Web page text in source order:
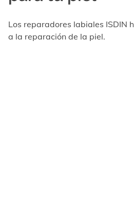
Los reparadores labiales ISDIN
a la reparación de la piel.